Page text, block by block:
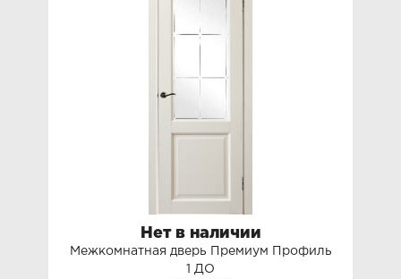
Нет в наличии
Межкомнатная дверь Премиум Профиль
1 ДО